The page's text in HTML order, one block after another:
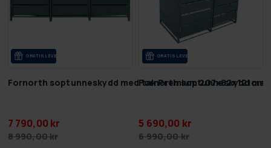
GRA­TIS LE­VE­RANS
Fornorth soptunneskydd med tak Premium 207x82x121cm
7 790,00 kr
8 990,00 kr
GRA­TIS LE­VE­RANS
Fornorth soptunneskydd
5 690,00 kr
6 990,00 kr